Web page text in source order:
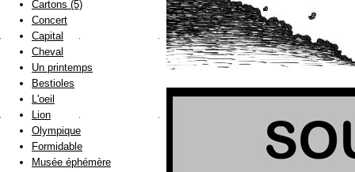
Cartons (5)
Concert
Capital
Cheval
Un printemps
Bestioles
L'oeil
Lion
Olympique
Formidable
Musée éphémère